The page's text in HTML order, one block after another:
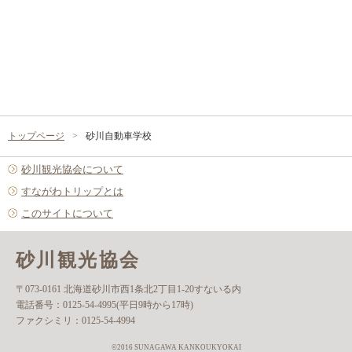
トップページ 砂川自動車学校
砂川観光協会について
すながわトリップとは
このサイトについて
砂川観光協会
〒073-0161 北海道砂川市西1条北2丁目1-20すないる内
電話番号： 0125-54-4995(平日9時から17時)
ファクシミリ： 0125-54-4994
©2016 SUNAGAWA KANKOUKYOKAI